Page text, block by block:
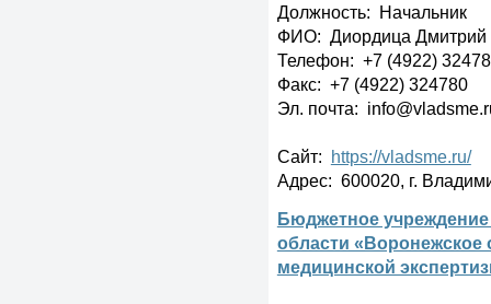
Должность: Начальник
ФИО: Диордица Дмитрий
Телефон: +7 (4922)
Факс: +7 (4922) 324780
Эл. почта:
Сайт: https://vladsme.ru/
Адрес: 600020, г.
Бюджетное
области «Воронежское
медицинской